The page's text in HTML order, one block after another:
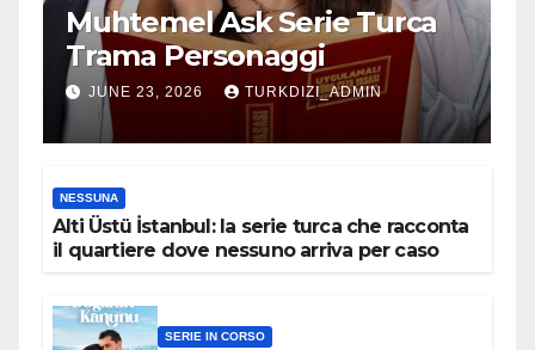
Muhtemel Ask Serie Turca
Trama Personaggi
JUNE 23, 2026 TURKDIZI_ADMIN
NESSUNA
Alti Üstü İstanbul: la serie turca che racconta
il quartiere dove nessuno arriva per caso
SERIE IN CORSO